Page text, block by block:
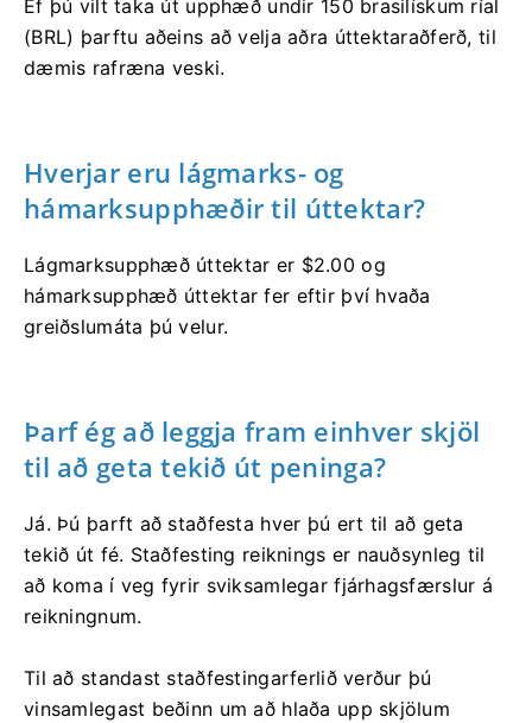
Ef þú vilt taka út upphæð undir 150 brasilískum ríal
(BRL) þarftu aðeins að velja aðra úttektaraðferð, til
dæmis rafræna veski.
Hverjar eru lágmarks- og
hámarksupphæðir til úttektar?
Lágmarksupphæð úttektar er $2.00 og
hámarksupphæð úttektar fer eftir því hvaða
greiðslumáta þú velur.
Þarf ég að leggja fram einhver skjöl
til að geta tekið út peninga?
Já. Þú þarft að staðfesta hver þú ert til að geta
tekið út fé. Staðfesting reiknings er nauðsynleg til
að koma í veg fyrir sviksamlegar fjárhagsfærslur á
reikningnum.
Til að standast staðfestingarferlið verður þú
vinsamlegast beðinn um að hlaða upp skjölum